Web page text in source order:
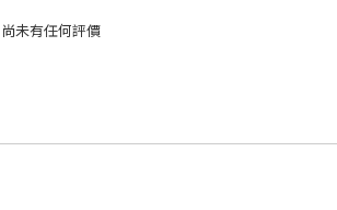
尚未有任何評價